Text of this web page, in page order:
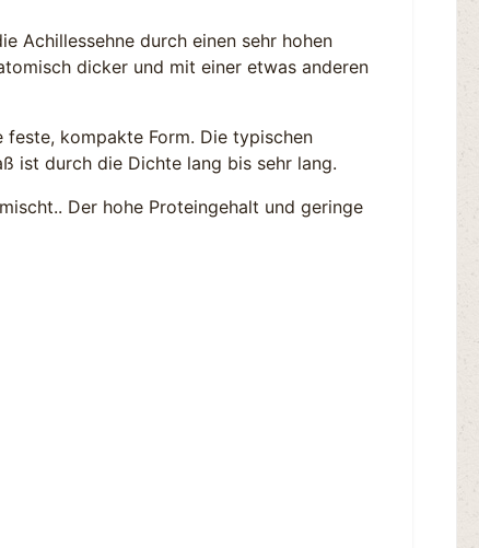
Achillessehne durch einen sehr hohen
dicker und mit einer etwas anderen
feste, kompakte Form. Die typischen
ist durch die Dichte lang bis sehr lang.
Der hohe Proteingehalt und geringe